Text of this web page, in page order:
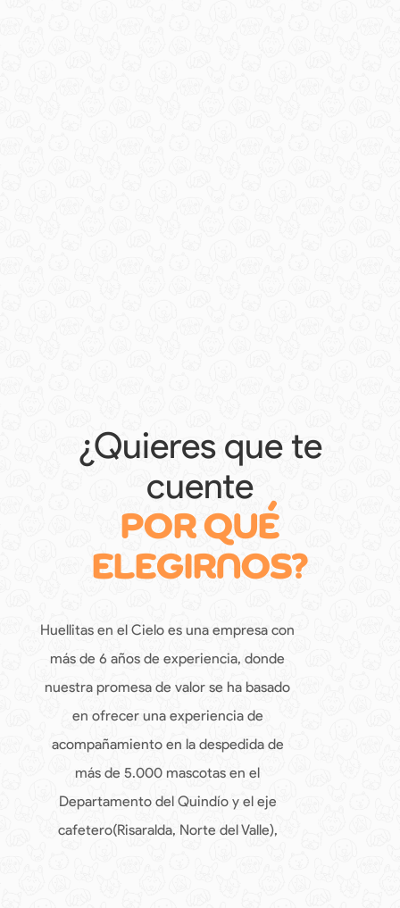
¿Quieres que te
cuente
POR QUÉ
ELEGIRNOS?
Huellitas en el Cielo es una empresa con
más de 6 años de experiencia, donde
nuestra promesa de valor se ha basado
en ofrecer una experiencia de
acompañamiento en la despedida de
más de 5.000 mascotas en el
Departamento del Quindío y el eje
cafetero(Risaralda, Norte del Valle),